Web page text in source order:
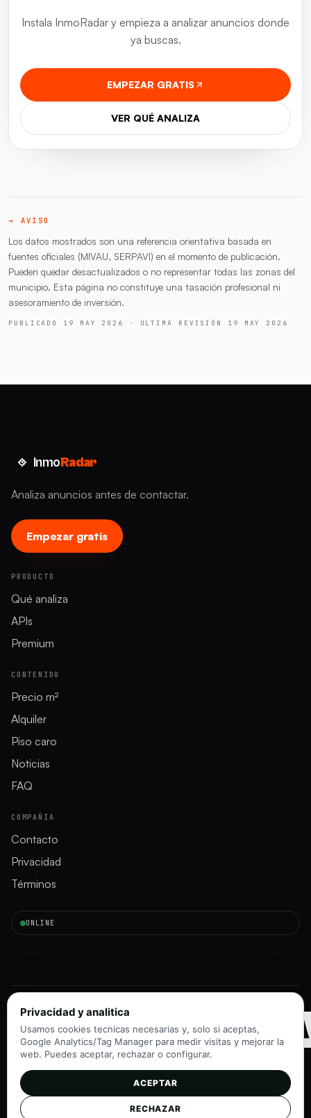
Instala InmoRadar y empieza a analizar anuncios donde
ya buscas.
EMPEZAR GRATIS
VER QUÉ ANALIZA
→ AVISO
Los datos mostrados son una referencia orientativa basada en
fuentes oficiales (MIVAU, SERPAVI) en el momento de publicación.
Pueden quedar desactualizados o no representar todas las zonas del
municipio. Esta página no constituye una tasación profesional ni
asesoramiento de inversión.
PUBLICADO 19 MAY 2026 · ÚLTIMA REVISIÓN 19 MAY 2026
InmoRadar
Analiza anuncios antes de contactar.
Empezar gratis
PRODUCTO
Qué analiza
APIs
Premium
CONTENIDO
Precio m²
Alquiler
Piso caro
Noticias
FAQ
COMPAÑÍA
Contacto
Privacidad
Términos
ONLINE
Instagram
TikTok
Privacidad y analitica
Usamos cookies tecnicas necesarias y, solo si aceptas,
Google Analytics/Tag Manager para medir visitas y mejorar la
web. Puedes aceptar, rechazar o configurar.
ACEPTAR
RECHAZAR